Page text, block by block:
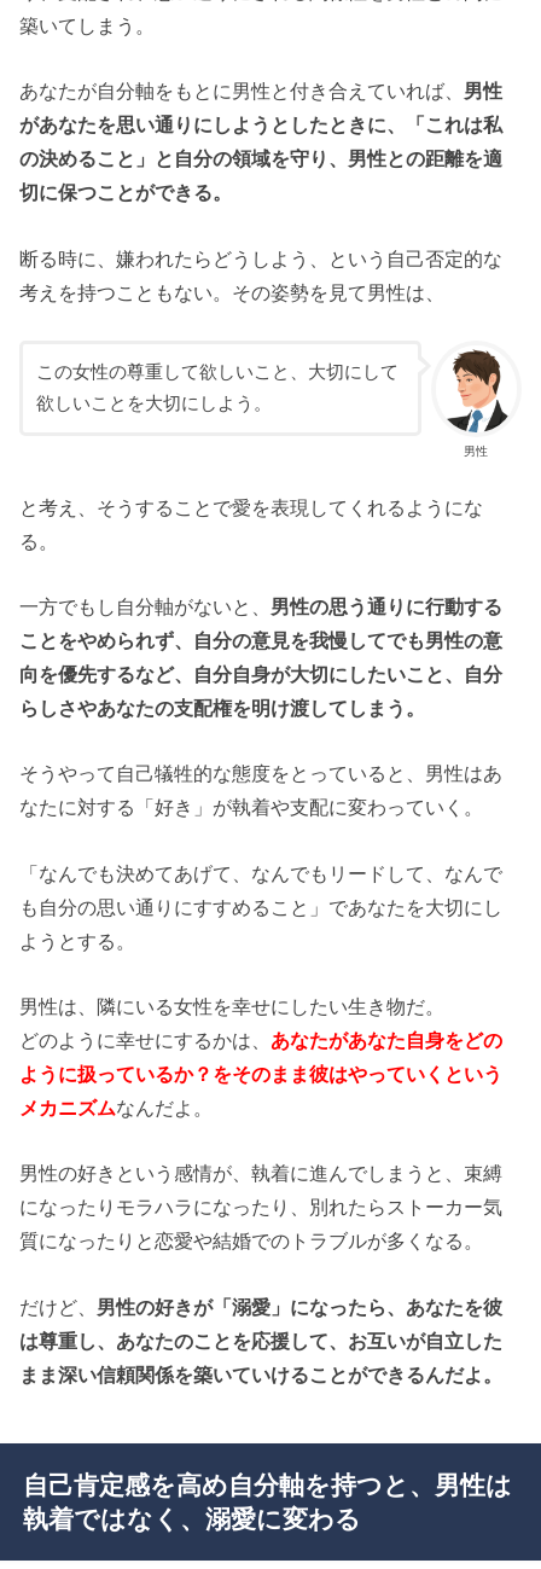
築いてしまう。
あなたが自分軸をもとに男性と付き合えていれば、 男性
があなたを思い通りにしようとしたときに、「これは私
の決めること」と自分の領域を守り、男性との距離を適
切に保つことができる。
断る時に、嫌われたらどうしよう、という自己否定的な
考えを持つこともない。その姿勢を見て男性は、
男性
この女性の尊重して欲しいこと、大切にして
欲しいことを大切にしよう。
と考え、そうすることで愛を表現してくれるようにな
る。
一方でもし自分軸がないと、 男性の思う通りに行動する
ことをやめられず、自分の意見を我慢してでも男性の意
向を優先するなど、自分自身が大切にしたいこと、自分
らしさやあなたの支配権を明け渡してしまう。
そうやって自己犠牲的な態度をとっていると、男性はあ
なたに対する「好き」が執着や支配に変わっていく。
「なんでも決めてあげて、なんでもリードして、なんで
も自分の思い通りにすすめること」であなたを大切にし
ようとする。
男性は、隣にいる女性を幸せにしたい生き物だ。
どのように幸せにするかは、 あなたがあなた自身をどの
ように扱っているか？をそのまま彼はやっていくという
メカニズムなんだよ。
男性の好きという感情が、執着に進んでしまうと、束縛
になったりモラハラになったり、別れたらストーカー気
質になったりと恋愛や結婚でのトラブルが多くなる。
だけど、 男性の好きが「溺愛」になったら、あなたを彼
は尊重し、あなたのことを応援して、お互いが自立した
まま深い信頼関係を築いていけることができるんだよ。
自己肯定感を高め自分軸を持つと、男性は
執着ではなく、溺愛に変わる